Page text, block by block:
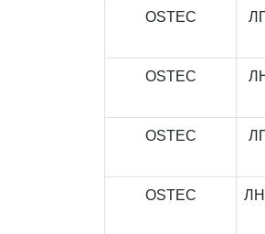
OSTEC
OSTEC
OSTEC
OSTEC